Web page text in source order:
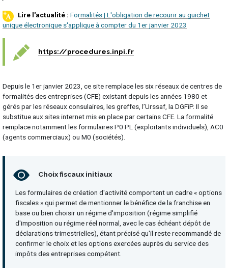
Formalités | L'obligation de recourir au guichet
unique électronique s'applique à compter du 1er janvier 2023
https://procedures.inpi.fr
Depuis le 1er janvier 2023, ce site remplace les six réseaux de centres de
formalités des entreprises (CFE) existant depuis les années 1980 et
gérés par les réseaux consulaires, les greffes, l’Urssaf, la DGFiP. Il se
substitue aux sites internet mis en place par certains CFE. La formalité
remplace notamment les formulaires P0 PL (exploitants individuels), AC0
(agents commerciaux) ou M0 (sociétés).
Choix fiscaux initiaux
Les formulaires de création d'activité comportent un cadre « options
fiscales » qui permet de mentionner le bénéfice de la franchise en
base ou bien choisir un régime d'imposition (régime simplifié
d'imposition ou régime réel normal, avec le cas échéant dépôt de
déclarations trimestrielles), étant précisé qu'il reste recommandé de
confirmer le choix et les options exercées auprès du service des
impôts des entreprises compétent.